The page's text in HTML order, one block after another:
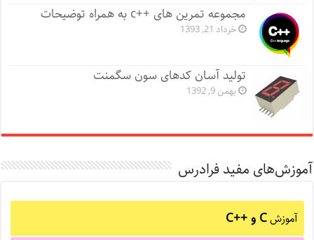
مجموعه تمرین های ++c به همراه توضیحات
خرداد 21, 1393
تولید آسان کدهای سون سگمنت
بهمن 9, 1392
آموزش‌های مفید فرادرس
آموزشC و C++‎